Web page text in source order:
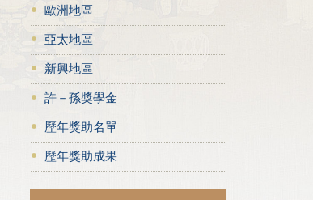
歐洲地區
亞太地區
新興地區
許－孫獎學金
歷年獎助名單
歷年獎助成果